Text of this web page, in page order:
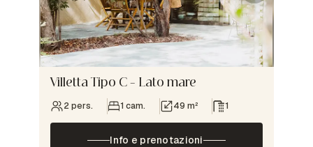
Villetta Tipo C – Lato mare
2 pers. 1 cam. 49 m² 1
Info e prenotazioni